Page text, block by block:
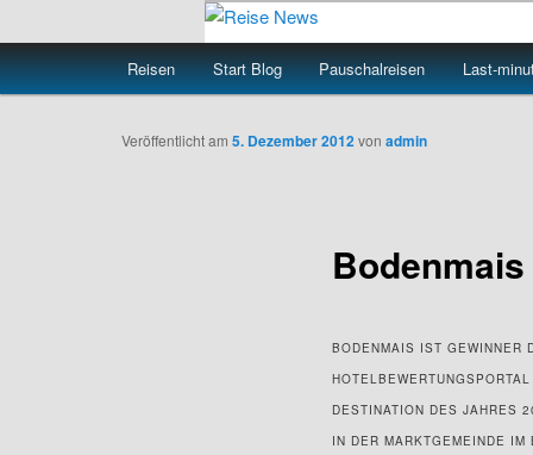
primären
Inhalt
springen
Reise News
Informationen und Nachrichten
Hauptmenü Reisen Start Blog Pauschalreisen Last-
Veröffentlicht am5. Dezember 2012vonadmin
BODENMAIS IST GEWINNER
DESTINATION DES JAHRES
IN DER MARKTGEMEINDE IM